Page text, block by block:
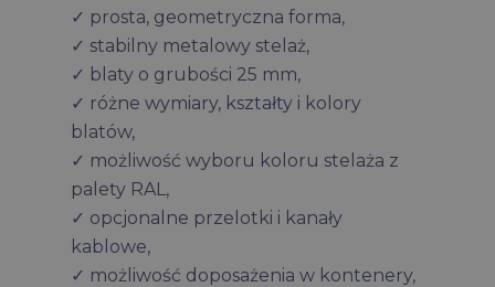
✓ prosta, geometryczna forma,
✓ stabilny metalowy stelaż,
✓ blaty o grubości 25 mm,
✓ różne wymiary, kształty i kolory
blatów,
✓ możliwość wyboru koloru stelaża z
palety RAL,
✓ opcjonalne przelotki i kanały
kablowe,
✓ możliwość doposażenia w kontenery,